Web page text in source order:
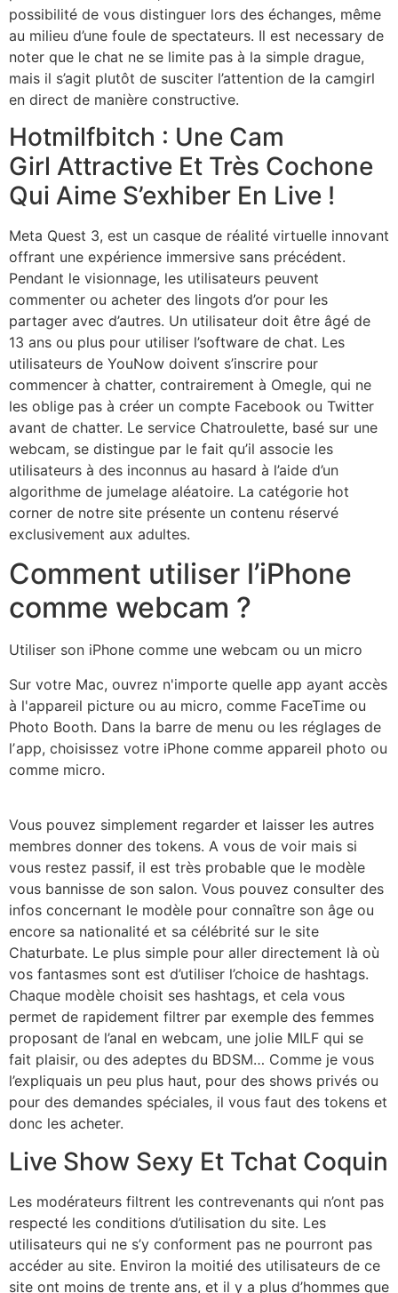
possibilité de vous distinguer lors des échanges, même
au milieu d’une foule de spectateurs. Il est necessary de
noter que le chat ne se limite pas à la simple drague,
mais il s’agit plutôt de susciter l’attention de la camgirl
en direct de manière constructive.
Hotmilfbitch : Une Cam
Girl Attractive Et Très Cochone
Qui Aime S’exhiber En Live !
Meta Quest 3, est un casque de réalité virtuelle innovant
offrant une expérience immersive sans précédent.
Pendant le visionnage, les utilisateurs peuvent
commenter ou acheter des lingots d’or pour les
partager avec d’autres. Un utilisateur doit être âgé de
13 ans ou plus pour utiliser l’software de chat. Les
utilisateurs de YouNow doivent s’inscrire pour
commencer à chatter, contrairement à Omegle, qui ne
les oblige pas à créer un compte Facebook ou Twitter
avant de chatter. Le service Chatroulette, basé sur une
webcam, se distingue par le fait qu’il associe les
utilisateurs à des inconnus au hasard à l’aide d’un
algorithme de jumelage aléatoire. La catégorie hot
corner de notre site présente un contenu réservé
exclusivement aux adultes.
Comment utiliser l’iPhone
comme webcam ?
Utiliser son iPhone comme une webcam ou un micro
Sur votre Mac, ouvrez n'importe quelle app ayant accès
à l'appareil picture ou au micro, comme FaceTime ou
Photo Booth. Dans la barre de menu ou les réglages de
lʼapp, choisissez votre iPhone comme appareil photo ou
comme micro.
Vous pouvez simplement regarder et laisser les autres
membres donner des tokens. A vous de voir mais si
vous restez passif, il est très probable que le modèle
vous bannisse de son salon. Vous pouvez consulter des
infos concernant le modèle pour connaître son âge ou
encore sa nationalité et sa célébrité sur le site
Chaturbate. Le plus simple pour aller directement là où
vos fantasmes sont est d’utiliser l’choice de hashtags.
Chaque modèle choisit ses hashtags, et cela vous
permet de rapidement filtrer par exemple des femmes
proposant de l’anal en webcam, une jolie MILF qui se
fait plaisir, ou des adeptes du BDSM… Comme je vous
l’expliquais un peu plus haut, pour des shows privés ou
pour des demandes spéciales, il vous faut des tokens et
donc les acheter.
Live Show Sexy Et Tchat Coquin
Les modérateurs filtrent les contrevenants qui n’ont pas
respecté les conditions d’utilisation du site. Les
utilisateurs qui ne s’y conforment pas ne pourront pas
accéder au site. Environ la moitié des utilisateurs de ce
site ont moins de trente ans, et il y a plus d’hommes que